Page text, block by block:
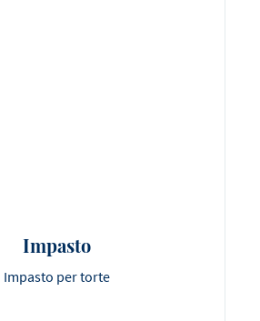
Impasto
Impasto per torte